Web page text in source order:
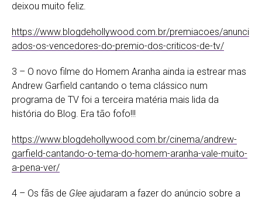
deixou muito feliz.
https://www.blogdehollywood.com.br/premiacoes/anunci
ados-os-vencedores-do-premio-dos-criticos-de-tv/
3 – O novo filme do Homem Aranha ainda ia estrear mas
Andrew Garfield cantando o tema clássico num
programa de TV foi a terceira matéria mais lida da
história do Blog. Era tão fofo!!!
https://www.blogdehollywood.com.br/cinema/andrew-
garfield-cantando-o-tema-do-homem-aranha-vale-muito-
a-pena-ver/
4 – Os fãs de Glee ajudaram a fazer do anúncio sobre a